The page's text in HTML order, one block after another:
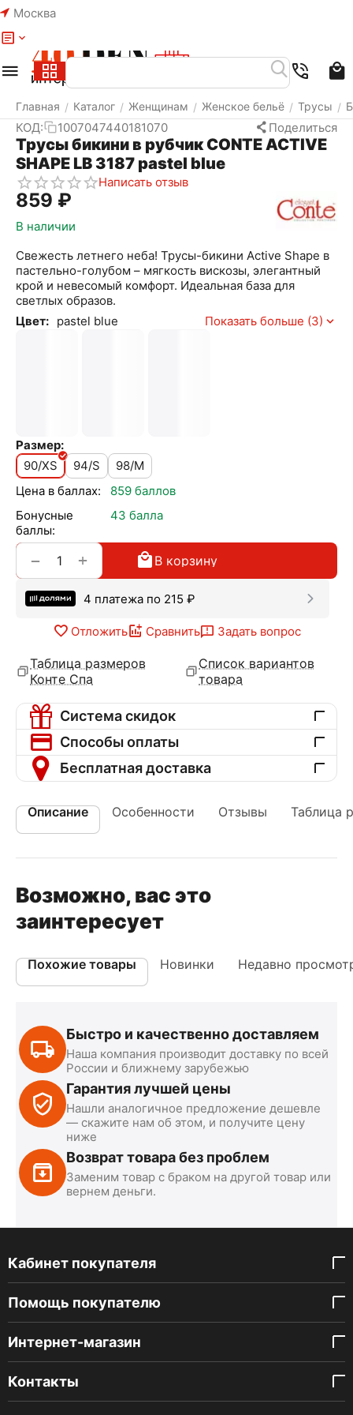
Москва
Главная / Каталог / Женщинам / Женское бельё / Трусы /
КОД: 1007047440181070 Поделиться
Трусы бикини в рубчик CONTE ACTIVE
SHAPE LB 3187 pastel blue
Написать отзыв
‍859‍ ₽
В наличии
Свежесть летнего неба! Трусы-бикини Active Shape в
пастельно-голубом – мягкость вискозы, элегантный
крой и невесомый комфорт. Идеальная база для
светлых образов.
Цвет: pastel blue Показать больше (3)
Размер:
90/XS
94/S
98/M
Цена в баллах:
859 баллов
Бонусные
баллы:
43 балла
+
− В корзину
4 платежа по 215 ₽
Отложить Сравнить Задать вопрос
Таблица размеров
Конте Спа
Список вариантов
товара
Система скидок
Способы оплаты
Бесплатная доставка
Описание Особенности Отзывы Таблица
Возможно, вас это
заинтересует
Похожие товары Новинки Недавно
Быстро и качественно доставляем
Наша компания производит доставку по всей
России и ближнему зарубежью
Гарантия лучшей цены
Нашли аналогичное предложение дешевле
— скажите нам об этом, и получите цену
ниже
Возврат товара без проблем
Заменим товар с браком на другой товар или
вернем деньги.
Кабинет покупателя
Помощь покупателю
Интернет-магазин
Контакты
Меню